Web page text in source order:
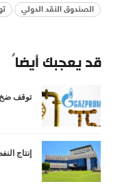
الصندوق النقد الدولي
قد يعجبك أيضاً
توقف ضخ
إنتاج